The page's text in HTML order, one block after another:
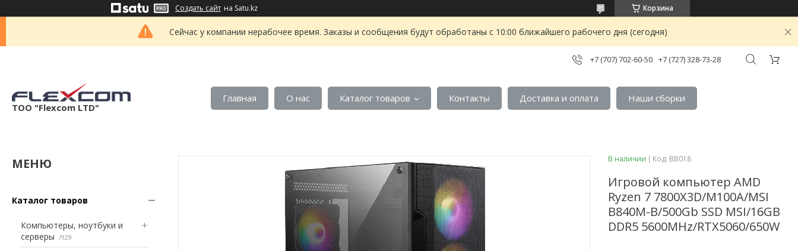
Создать сайт на Satu.kz Корзина
Сейчас у компании нерабочее время. Заказы и сообщения будут обработаны с 10:00 ближайшего рабочего дня (сегодня)
+7 (707) 702-60-50 +7 (727) 328-73-28
ТОО "Flexcom LTD"
Главная О нас Каталог товаров Контакты Доставка и оплата Наши сборки
Каталог товаров
Компьютеры, ноутбуки и
серверы
929
В наличии Код: BB018
Игровой компьютер AMD
Ryzen 7 7800X3D/M100A/MSI
B840M-B/500Gb SSD MSI/16GB
DDR5 5600MHz/RTX5060/650W